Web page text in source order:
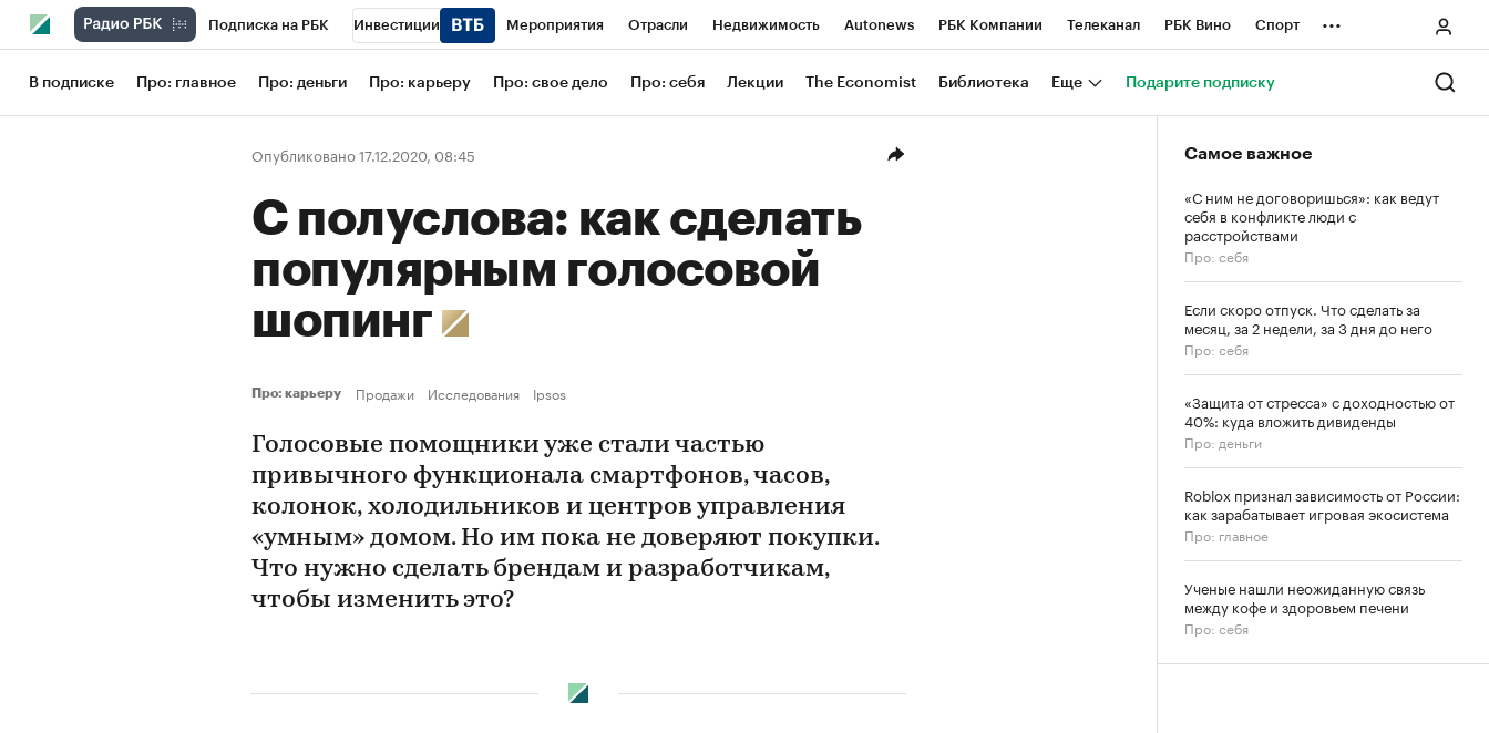
Подписка на РБК Инвестиции Мероприятия Отрасли Недвижимость Autonews РБК Компании Телеканал РБК Вино Спорт
Школа управления РБК РБК Образование РБК Life Тренды Визионеры Национальные проекты Город
Рынок наличной валюты
...
В подписке Про: главное Про: деньги Про: карьеру Про: свое дело Про: себя Лекции The Economist Библиотека Еще Подарите подписку
Опубликовано 17.12.2020, 08:45
С полуслова: как сделать
популярным голосовой
шопинг
Про: карьеру Продажи Исследования Ipsos
Голосовые помощники уже стали частью
привычного функционала смартфонов, часов,
колонок, холодильников и центров управления
«умным» домом. Но им пока не доверяют покупки.
Что нужно сделать брендам и разработчикам,
чтобы изменить это?
Самое важное
«С ним не договоришься»: как ведут
себя в конфликте люди с
расстройствами
Про: себя
Если скоро отпуск. Что сделать за
месяц, за 2 недели, за 3 дня до него
Про: себя
«Защита от стресса» с доходностью от
40%: куда вложить дивиденды
Про: деньги
Roblox признал зависимость от России:
как зарабатывает игровая экосистема
Про: главное
Ученые нашли неожиданную связь
между кофе и здоровьем печени
Про: себя